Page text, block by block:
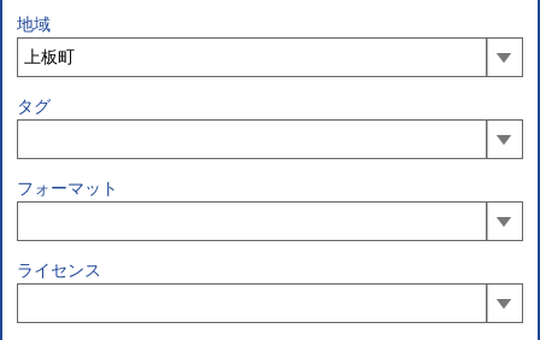
地域
タグ
フォーマット
ライセンス